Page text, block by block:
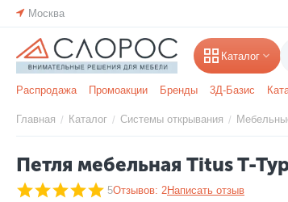
Москва
Каталог
Распродажа Промоакции Бренды 3Д-Базис
Главная / Каталог / Системы открывания /
Петля мебельная Titus T-
5Отзывов: 2Написать отзыв